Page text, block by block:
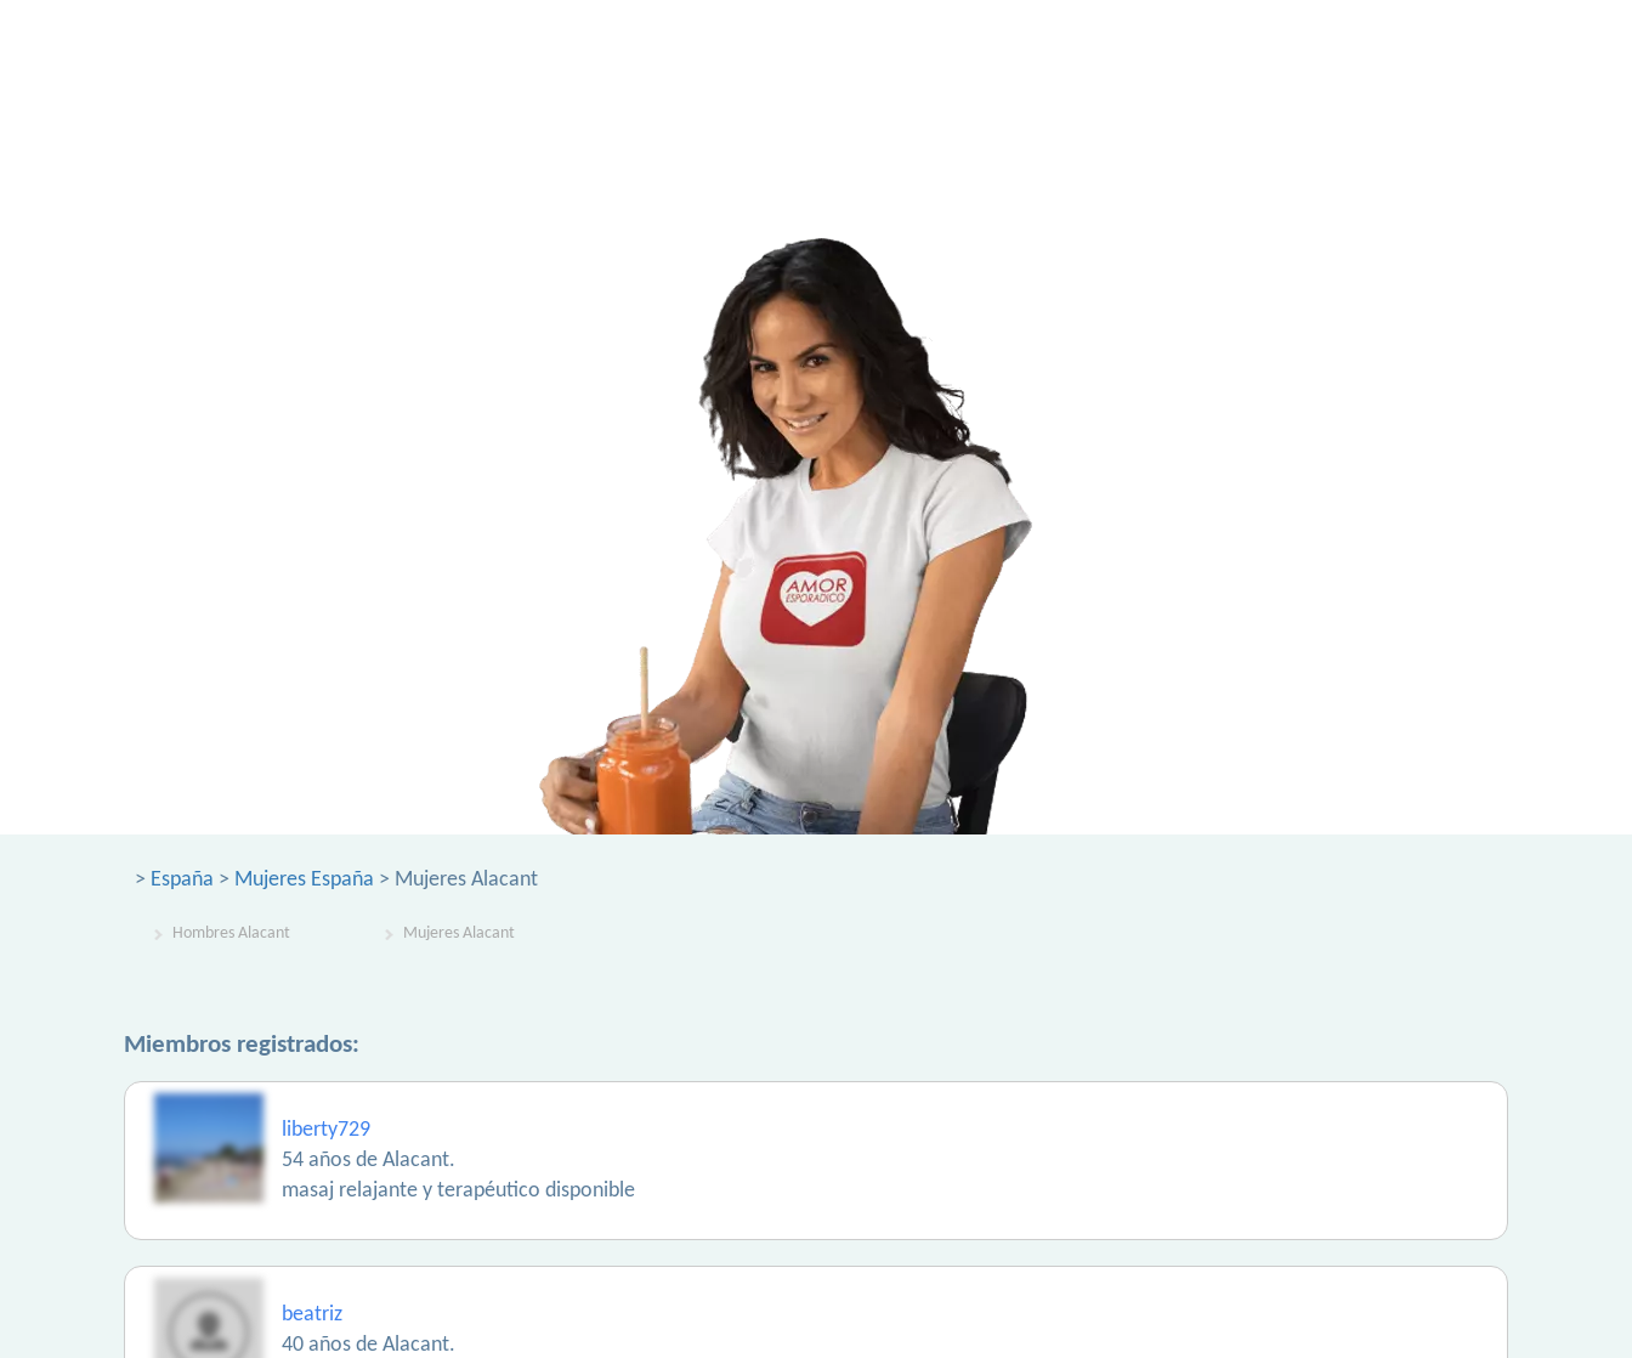
> España > Mujeres España > Mujeres Alacant
Hombres Alacant Mujeres Alacant
Miembros registrados:
liberty729
54 años de Alacant.
masaj relajante y terapéutico disponible
beatriz
40 años de Alacant.